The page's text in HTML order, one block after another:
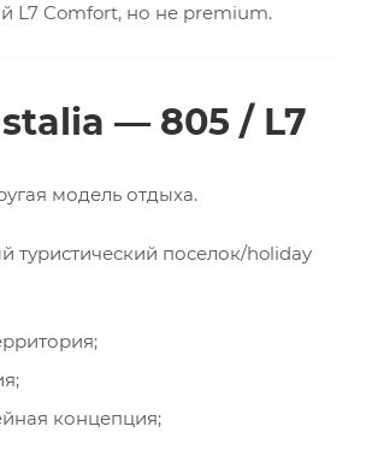
L7 Comfort, но не premium.
— 805 / L7
модель отдыха.
туристический поселок/holiday
концепция;